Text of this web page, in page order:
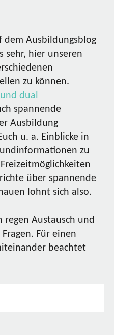
dem Ausbildungsblog
sehr, hier unseren
zu können.
dual
spannende
Ausbildung
u. a. Einblicke in
zu
über spannende
lohnt sich also.
Austausch und
Für einen
beachtet